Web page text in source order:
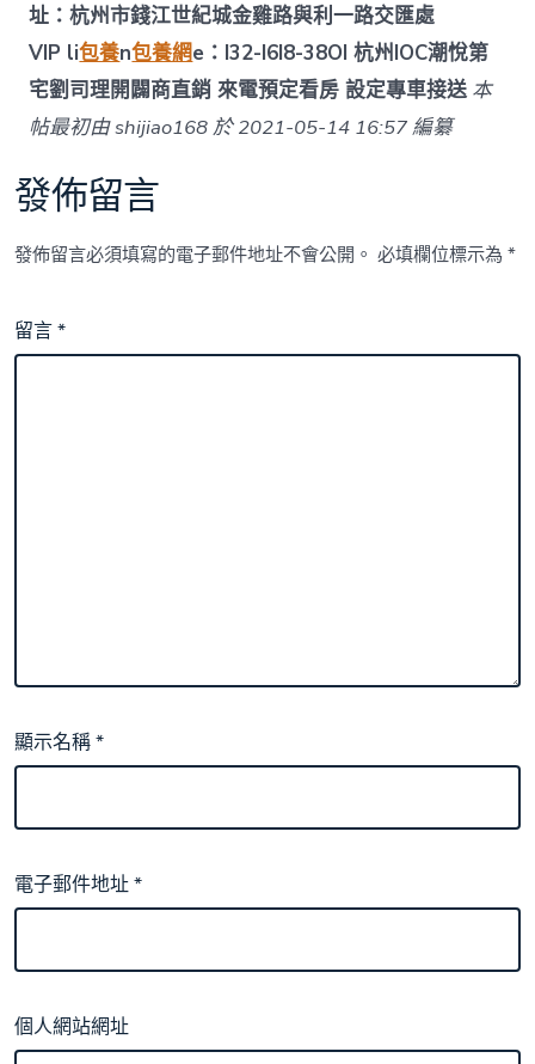
址：杭州市錢江世紀城金雞路與利一路交匯處
VIP li包養n包養網e：I32-I6I8-38OI 杭州IOC潮悅第
宅劉司理開闢商直銷 來電預定看房 設定專車接送本
帖最初由 shijiao168 於 2021-05-14 16:57 編纂
發佈留言
發佈留言必須填寫的電子郵件地址不會公開。 必填欄位標示為*
留言*
顯示名稱*
電子郵件地址*
個人網站網址